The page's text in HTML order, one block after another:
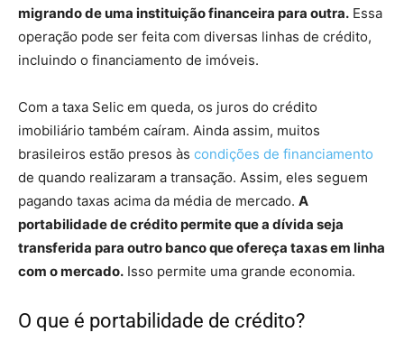
migrando de uma instituição financeira para outra. Essa
operação pode ser feita com diversas linhas de crédito,
incluindo o financiamento de imóveis.
Com a taxa Selic em queda, os juros do crédito
imobiliário também caíram. Ainda assim, muitos
brasileiros estão presos às condições de financiamento
de quando realizaram a transação. Assim, eles seguem
pagando taxas acima da média de mercado. A
portabilidade de crédito permite que a dívida seja
transferida para outro banco que ofereça taxas em linha
com o mercado. Isso permite uma grande economia.
O que é portabilidade de crédito?